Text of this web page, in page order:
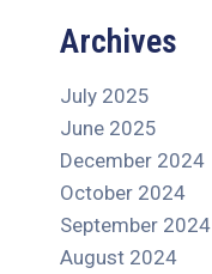
Archives
July 2025
June 2025
December 2024
October 2024
September 2024
August 2024